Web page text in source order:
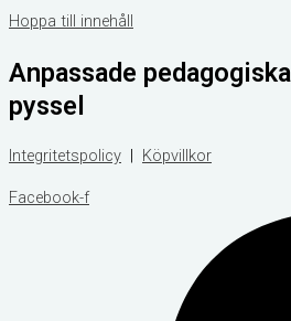
Hoppa till innehåll
Anpassade
pyssel
Integritetspolicy Köpvillkor
Facebook-f